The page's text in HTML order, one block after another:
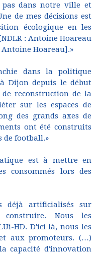
pas dans notre ville et
de mes décisions est
écologique en les
: Antoine Hoareau
Hoareau].»
dans la politique
Dijon depuis le début
de reconstruction de la
sur les espaces de
des grands axes de
ont été construits
de football.»
est à mettre en
consommés lors des
déjà artificialisés sur
Nous les
HD. D'ici là, nous les
aux promoteurs. (…)
capacité d'innovation